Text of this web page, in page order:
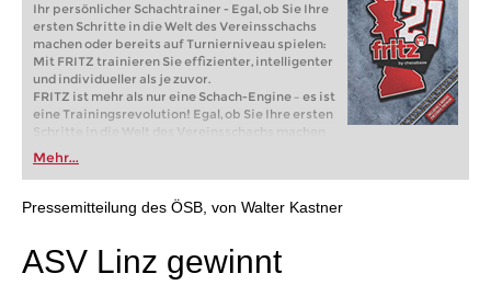
Ihr persönlicher Schachtrainer - Egal, ob Sie Ihre
ersten Schritte in die Welt des Vereinsschachs
machen oder bereits auf Turnierniveau spielen:
Mit FRITZ trainieren Sie effizienter, intelligenter
und individueller als je zuvor.
FRITZ ist mehr als nur eine Schach-Engine – es ist
eine Trainingsrevolution! Egal, ob Sie Ihre ersten
Schritte in die Welt des Vereinsschachs machen
oder bereits auf Turnierniveau spielen: Mit
FRITZ trainieren Sie effizienter, intelligenter und
individueller als je zuvor.
Mehr...
Pressemitteilung des ÖSB, von Walter Kastner
ASV Linz gewinnt